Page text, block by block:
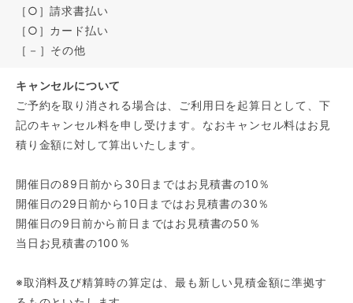
［○］請求書払い
［○］カード払い
［－］その他
キャンセルについて
ご予約を取り消される場合は、ご利用日を起算日として、下
記のキャンセル料を申し受けます。なおキャンセル料はお見
積り金額に対して算出いたします。
開催日の89日前から30日まではお見積書の10％
開催日の29日前から10日まではお見積書の30％
開催日の9日前から前日まではお見積書の50％
当日お見積書の100％
※取消料及び精算時の算定は、最も新しい見積金額に準拠す